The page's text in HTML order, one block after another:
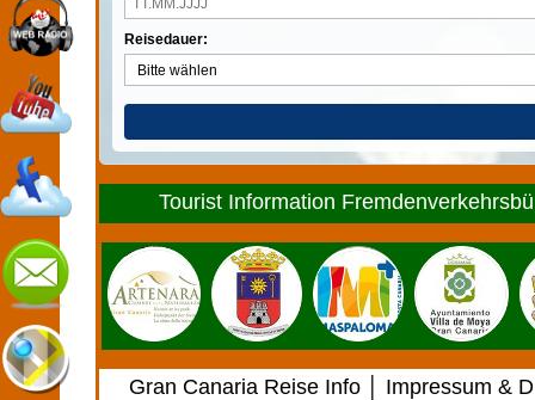
Reisedauer:
Tourist Information
Gran Canaria Reise Info Impressum &